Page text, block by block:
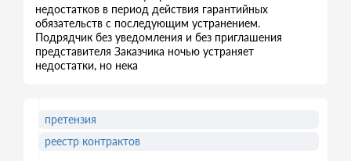
недостатков в период действия гарантийных
обязательств с последующим устранением.
Подрядчик без уведомления и без приглашения
представителя Заказчика ночью устраняет
недостатки, но нека
претензия
реестр контрактов